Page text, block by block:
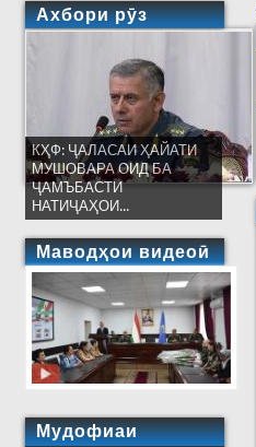
Ахбори рӯз
КҲФ: ҶАЛАСАИ ҲАЙАТИ
МУШОВАРА ОИД БА
ҶАМЪБАСТИ
НАТИҶАҲОИ...
Маводҳои видеоӣ
Мудофиаи